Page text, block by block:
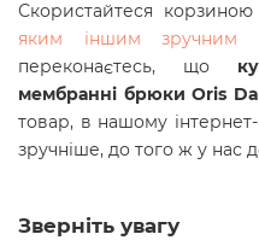
Скористайтеся
яким іншим зручним
переконаєтесь, що
мембранні брюки Oris
товар, в нашому
зручніше, до того ж у нас
Зверніть увагу